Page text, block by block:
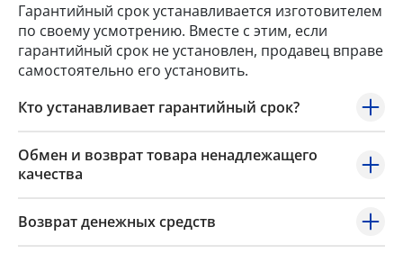
Гарантийный срок устанавливается изготовителем
по своему усмотрению. Вместе с этим, если
гарантийный срок не установлен, продавец вправе
самостоятельно его установить.
Кто устанавливает гарантийный срок?
Обмен и возврат товара ненадлежащего
качества
Возврат денежных средств